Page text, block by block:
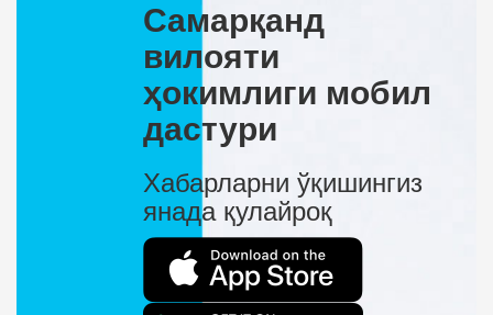
Самарқанд
вилояти
ҳокимлиги мобил
дастури
Хабарларни ўқишингиз
янада қулайроқ